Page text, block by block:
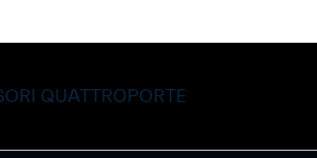
QUATTROPORTE